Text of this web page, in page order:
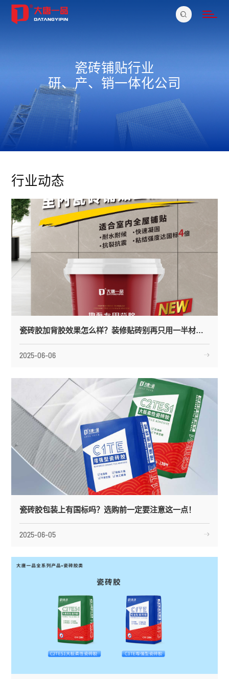
瓷砖铺贴行业
研、产、销一体化公司
行业动态
瓷砖胶加背胶效果怎么样？装修贴砖别再只用一半材料了！
2025-06-06
瓷砖胶包装上有国标吗？选购前一定要注意这一点！
2025-06-05